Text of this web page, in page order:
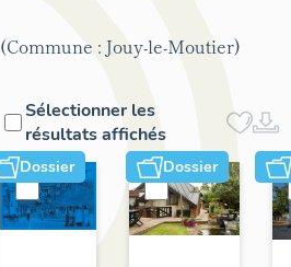
(Commune : Jouy-le-Moutier)
Sélectionner les
résultats affichés
Dossier Dossier